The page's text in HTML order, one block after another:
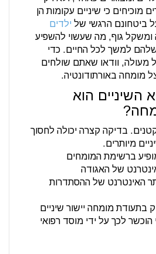
מוכיחים כי שיניים עקומות הן
ביטחונם הרגשי של ילדים
ומשקל גוף, מה שעשוי להשפיע
למשך לכל החיים. כדי
מעולה, וודאו שאתם שולחים
מומחה באורתודונטיה.
השיניים הוא
בדיקה קצרה יכולה לחסוך
מיותרים.
ברשימת המומחים
של האגודה
האינטרנט של ההסתדרות
בתעודת מומחה יישור שיניים
לכך על ידי מוסד רפואי